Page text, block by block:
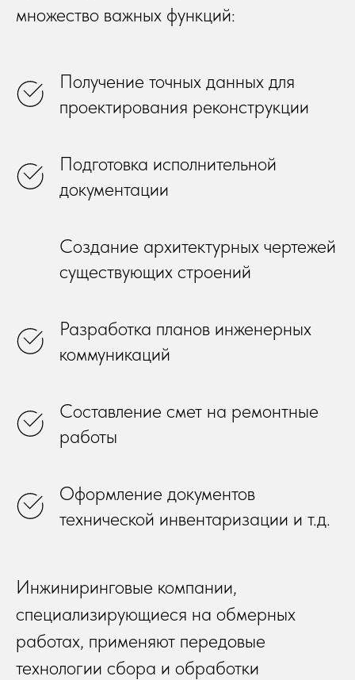
множество важных функций:
Получение точных данных для
проектирования реконструкции
Подготовка исполнительной
документации
Создание архитектурных чертежей
существующих строений
Разработка планов инженерных
коммуникаций
Составление смет на ремонтные
работы
Оформление документов
технической инвентаризации и т.д.
Инжиниринговые компании,
специализирующиеся на обмерных
работах, применяют передовые
технологии сбора и обработки